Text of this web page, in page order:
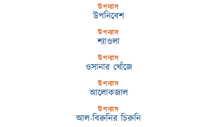
উপন্যাস
উপনিবেশ
উপন্যাস
শ্যাওলা
উপন্যাস
ওসানার খোঁজে
উপন্যাস
আলোকজাল
উপন্যাস
আল-বিরুনির চিরুনি